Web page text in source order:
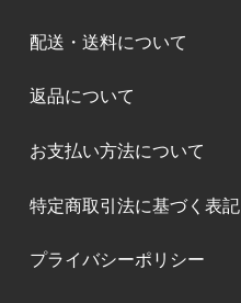
配送・送料について
返品について
お支払い方法について
特定商取引法に基づく表記
プライバシーポリシー